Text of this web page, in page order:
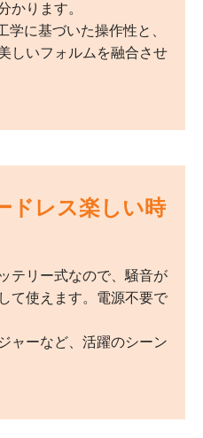
かります。
学に基づいた操作性と、
しいフォルムを融合させ
ドレス楽しい時
テリー式なので、騒音が
て使えます。電源不要で
ャーなど、活躍のシーン